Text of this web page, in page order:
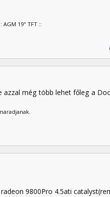
AGM 19" TFT ::
azzal még több lehet főleg a
9800Pro 4.5ati